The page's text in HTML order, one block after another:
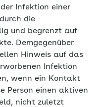
Infektion einer
die
und begrenzt auf
Demgegenüber
Hinweis auf das
Infektion
wenn ein Kontakt
Person einen aktiven
nicht zuletzt